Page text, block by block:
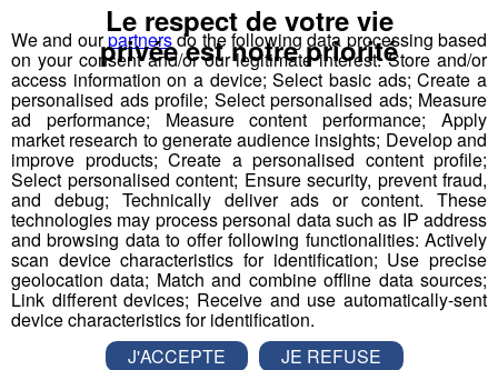
Interview Eco Tremplin Saison 5 |
Caroline Chicard Kubler, Radio
Mont Blanc & Stéphane Gabbay, Le
Buff
We and ourpartnersdo the following data processing based
on your consent and/or our legitimate interest: Store and/or
access information on a device; Select basic ads; Create a
personalised ads profile; Select personalised ads; Measure
ad performance; Measure content performance; Apply
market research to generate audience insights; Develop and
improve products; Create a personalised content profile;
Select personalised content; Ensure security, prevent fraud,
and debug; Technically deliver ads or content. These
technologies may process personal data such as IP address
and browsing data to offer following functionalities: Actively
scan device characteristics for identification; Use precise
geolocation data; Match and combine offline data sources;
Link different devices; Receive and use automatically-sent
device characteristics for identification.
Le respect de votre vie
privée est notre priorité
J'ACCEPTE
JE REFUSE